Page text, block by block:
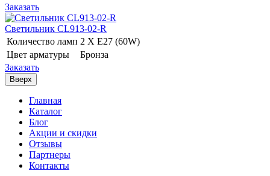
Заказать
Светильник CL913-02-R
Количество ламп 2 Х E27 (60W)
Цвет арматуры
Бронза
Заказать
Вверх
Главная
Каталог
Блог
Акции и скидки
Отзывы
Партнеры
Контакты